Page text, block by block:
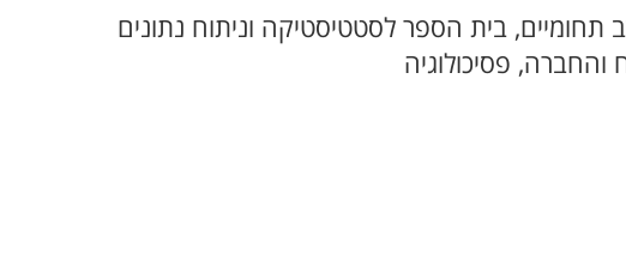
תחומיים, בית הספר לסטטיסטיקה וניתוח נתונים
והחברה, פסיכולוגיה